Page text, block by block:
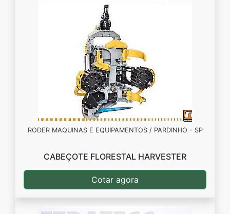
RODER MAQUINAS E EQUIPAMENTOS / PARDINHO - SP
CABEÇOTE FLORESTAL HARVESTER
Cotar agora